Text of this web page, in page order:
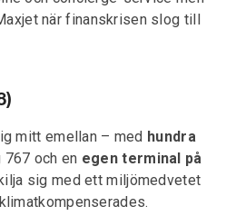
när finanskrisen slog till
mitt emellan – med hundra
767 och en egen terminal på
sig med ett miljömedvetet